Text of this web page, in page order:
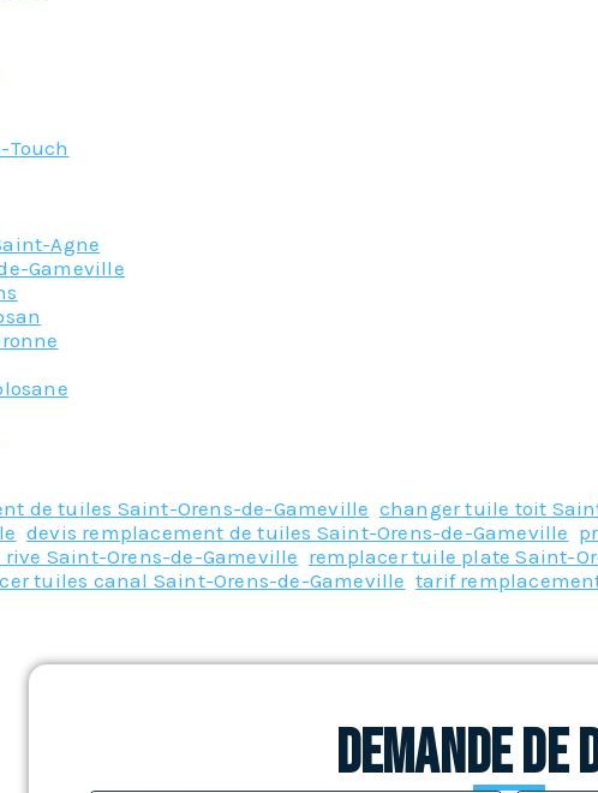
Touch
Agne
Gameville
de tuiles Saint-Orens-de-Gameville changer tuile toit
,devis remplacement de tuiles Saint-Orens-de-Gameville
Saint-Orens-de-Gameville remplacer tuile plate Saint-
tuiles canal Saint-Orens-de-Gameville ,tarif
Demande de